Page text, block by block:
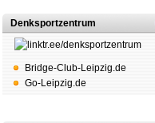
Denksportzentrum
Bridge-Club-Leipzig.de
Go-Leipzig.de